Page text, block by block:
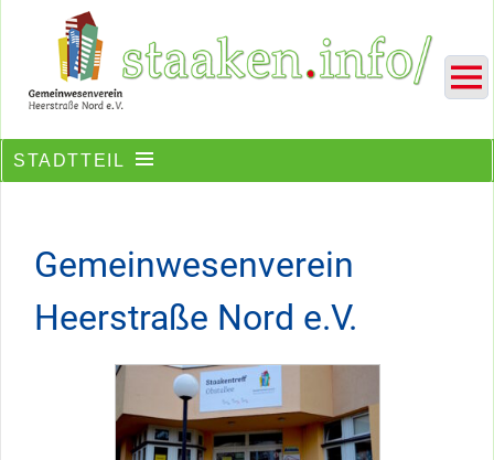
Ein Projekt des Gemeinwesenvereins Heerstraße Nord
STADTTEIL
Gemeinwesenverein
Heerstraße Nord e.V.